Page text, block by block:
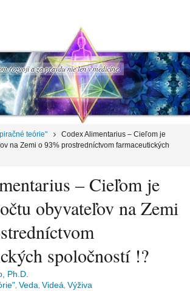
rozvoji a za pravdu nie len v medicíne.
teórie"
Codex Alimentarius – Cieľom je
na Zemi o 93% prostredníctvom farmaceutických
– Cieľom je
obyvateľov na Zemi
spoločností !?
Ph.D.
Veda Videá Výživa